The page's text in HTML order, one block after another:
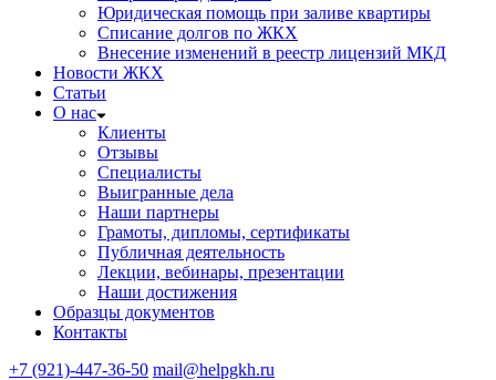
Юридическая помощь при заливе квартиры
Списание долгов по ЖКХ
Внесение изменений в реестр лицензий МКД
Новости ЖКХ
Статьи
О нас
Клиенты
Отзывы
Специалисты
Выигранные дела
Наши партнеры
Грамоты, дипломы, сертификаты
Публичная деятельность
Лекции, вебинары, презентации
Наши достижения
Образцы документов
Контакты
+7 (921)-447-36-50 mail@helpgkh.ru